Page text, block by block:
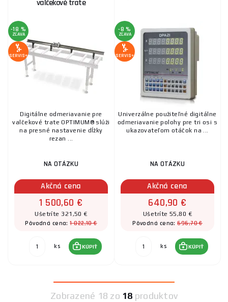
valčekové trate
-18 %
ZĽAVA
SERVIS+
Digitálne odmeriavanie pre
valčekové trate OPTIMUM® slúži
na presné nastavenie dĺžky
rezan ...
NA OTÁZKU
Akčná cena
1 500,60 €
Ušetríte 321,50 €
Pôvodná cena:1 822,10 €
ks KÚPIŤ
-8 %
ZĽAVA
SERVIS+
Univerzálne použiteľné digitálne
odmeriavanie polohy pre tri osi s
ukazovateľom otáčok na ...
NA OTÁZKU
Akčná cena
640,90 €
Ušetríte 55,80 €
Pôvodná cena:696,70 €
ks KÚPIŤ
Zobrazené 18 zo 18 produktov